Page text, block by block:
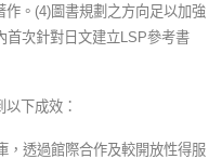
。(4)圖書規劃之方向足以加強
首次針對日文建立LSP參考書
下成效：
，透過館際合作及較開放性得服